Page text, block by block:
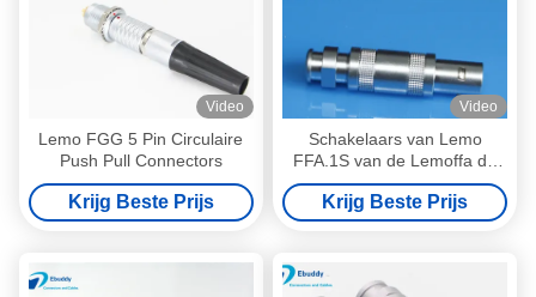
Video
Lemo FGG 5 Pin Circulaire
Push Pull Connectors
Krijg Beste Prijs
Video
Schakelaars van Lemo
FFA.1S van de Lemoffa de
Coaxiale Mannelijke Stop
voor Onderzoekssonde
Krijg Beste Prijs